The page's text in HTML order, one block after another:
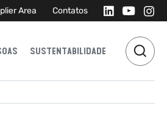
Area Contatos
SUSTENTABILIDADE